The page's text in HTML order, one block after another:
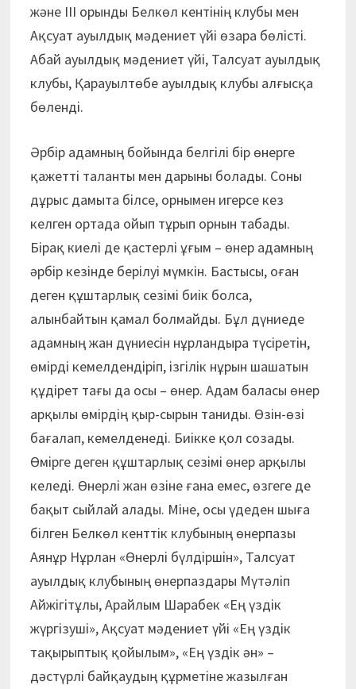
және ІІІ орынды Белкөл кентінің клубы мен
Ақсуат ауылдық мәдениет үйі өзара бөлісті.
Абай ауылдық мәдениет үйі, Талсуат ауылдық
клубы, Қарауылтөбе ауылдық клубы алғысқа
бөленді.
Әрбір адамның бойында белгілі бір өнерге
қажетті таланты мен дарыны болады. Соны
дұрыс дамыта білсе, орнымен игерсе кез
келген ортада ойып тұрып орнын табады.
Бірақ киелі де қастерлі ұғым – өнер адамның
әрбір кезінде берілуі мүмкін. Бастысы, оған
деген құштарлық сезімі биік болса,
алынбайтын қамал болмайды. Бұл дүниеде
адамның жан дүниесін нұрландыра түсіретін,
өмірді кемелдендіріп, ізгілік нұрын шашатын
құдірет тағы да осы – өнер. Адам баласы өнер
арқылы өмірдің қыр-сырын таниды. Өзін-өзі
бағалап, кемелденеді. Биікке қол созады.
Өмірге деген құштарлық сезімі өнер арқылы
келеді. Өнерлі жан өзіне ғана емес, өзгеге де
бақыт сыйлай алады. Міне, осы үдеден шыға
білген Белкөл кенттік клубының өнерпазы
Аянұр Нұрлан «Өнерлі бүлдіршін», Талсуат
ауылдық клубының өнерпаздары Мүтәліп
Айжігітұлы, Арайлым Шарабек «Ең үздік
жүргізуші», Ақсуат мәдениет үйі «Ең үздік
тақырыптық қойылым», «Ең үздік ән» –
дәстүрлі байқаудың құрметіне жазылған